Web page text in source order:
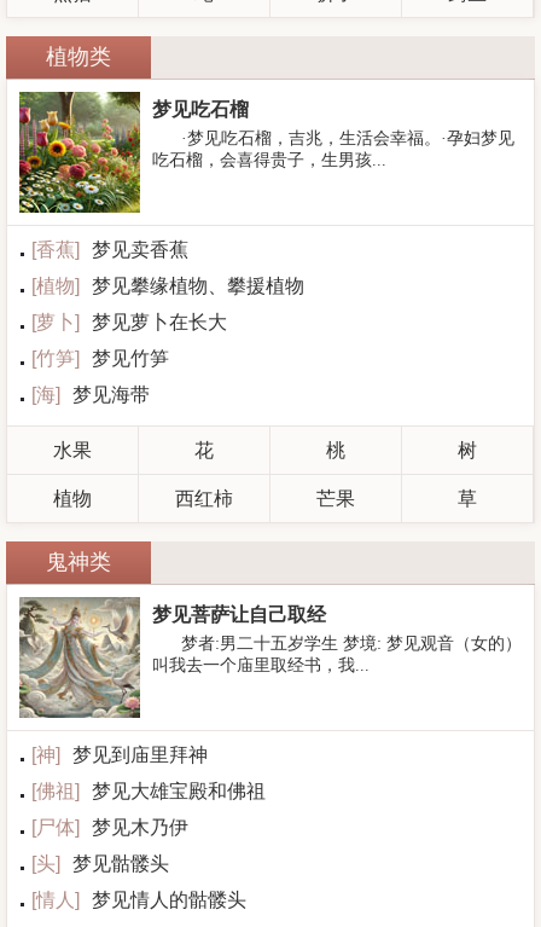
植物类
梦见吃石榴
·梦见吃石榴，吉兆，生活会幸福。·孕妇梦见
吃石榴，会喜得贵子，生男孩...
[香蕉]
梦见卖香蕉
[植物]
梦见攀缘植物、攀援植物
[萝卜]
梦见萝卜在长大
[竹笋]
梦见竹笋
[海] 梦见海带
水果 花 桃 树
植物 西红柿 芒果 草
鬼神类
梦见菩萨让自己取经
梦者:男二十五岁学生 梦境: 梦见观音（女的）
叫我去一个庙里取经书，我...
[神]
梦见到庙里拜神
[佛祖]
梦见大雄宝殿和佛祖
[尸体]
梦见木乃伊
[头]
梦见骷髅头
[情人 ] 梦见情人的骷髅头